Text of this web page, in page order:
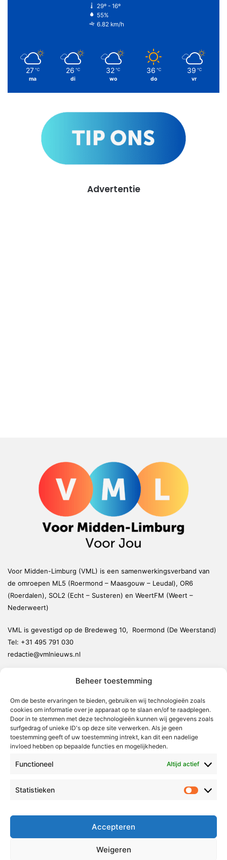
Beheer toestemming
Om de beste ervaringen te bieden, gebruiken wij technologieën zoals
cookies om informatie over je apparaat op te slaan en/of te raadplegen.
Door in te stemmen met deze technologieën kunnen wij gegevens zoals
surfgedrag of unieke ID's op deze site verwerken. Als je geen
toestemming geeft of uw toestemming intrekt, kan dit een nadelige
invloed hebben op bepaalde functies en mogelijkheden.
Functioneel Altijd actief
Statistieken
Accepteren
Weigeren
29º - 16º
55%
6.82 km/h
27 ℃
ma
26 ℃
di
32 ℃
wo
36 ℃
do
39 ℃
vr
Advertentie
Voor Midden-Limburg (VML) is een samenwerkingsverband van
de omroepen ML5 (Roermond – Maasgouw – Leudal), OR6
(Roerdalen), SOL2 (Echt – Susteren) en WeertFM (Weert –
Nederweert)
VML is gevestigd op de Bredeweg 10, Roermond (De Weerstand)
Tel: +31 495 791 030
redactie@vmlnieuws.nl
Leudal
Maasgouw
Echt-Susteren
Radio & TV